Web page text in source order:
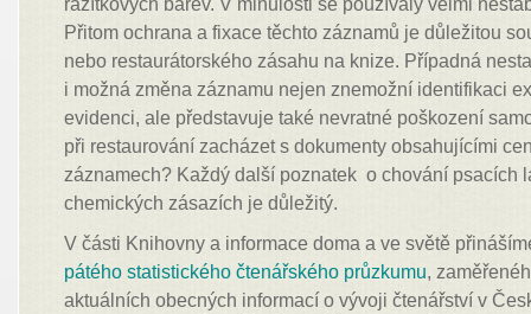
razítkových barev. V minulosti se používaly velmi
Přitom ochrana a fixace těchto záznamů je důležitou
nebo restaurátorského zásahu na knize. Případná
i možná změna záznamu nejen znemožní identifikaci
evidenci, ale představuje také nevratné poškození
při restaurování zacházet s dokumenty obsahujícími
záznamech? Každý další poznatek o chování psacích
chemických zásazích je důležitý.
V části Knihovny a informace doma a ve světě
pátého statistického čtenářského průzkumu,
aktuálních obecných informací o vývoji čtenářství v